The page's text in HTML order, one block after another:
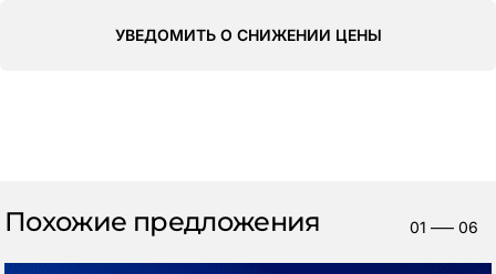
УВЕДОМИТЬ О СНИЖЕНИИ ЦЕНЫ
Похожие предложения 01 —– 06